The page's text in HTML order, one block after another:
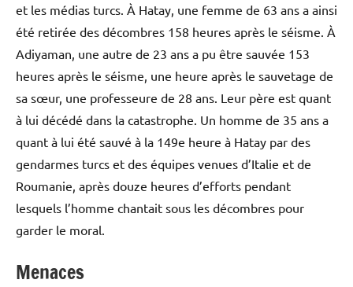
et les médias turcs. À Hatay, une femme de 63 ans a ainsi
été retirée des décombres 158 heures après le séisme. À
Adiyaman, une autre de 23 ans a pu être sauvée 153
heures après le séisme, une heure après le sauvetage de
sa sœur, une professeure de 28 ans. Leur père est quant
à lui décédé dans la catastrophe. Un homme de 35 ans a
quant à lui été sauvé à la 149e heure à Hatay par des
gendarmes turcs et des équipes venues d’Italie et de
Roumanie, après douze heures d’efforts pendant
lesquels l’homme chantait sous les décombres pour
garder le moral.
Menaces